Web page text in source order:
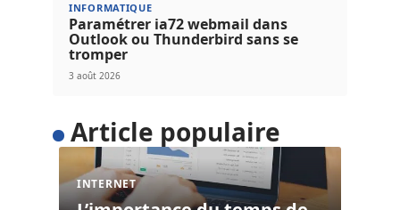
INFORMATIQUE
Paramétrer ia72 webmail dans
Outlook ou Thunderbird sans se
tromper
3 août 2026
Article populaire
INTERNET